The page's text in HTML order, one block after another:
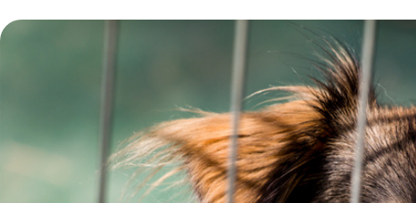
Abandon animaux : Stop à l’abandon et oui à l’adoption des